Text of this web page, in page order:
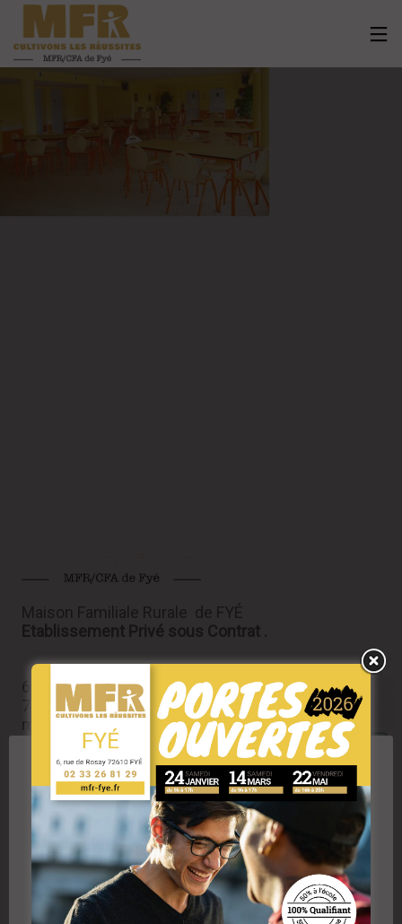
Maison Familiale Rurale de FYÉ
Etablissement Privé sous Contrat .
6, rue de Rosay
72610 FYÉ
mfr.fye@mfr.asso.fr
Tél : 02 33 26 81 29
RESPECT DE VOTRE VIE PRIVÉE
Nous utilisons des cookies pour améliorer l'expérience
des utilisateurs du site et analyser le trafic. En cliquant
sur "Accepter" vous acceptez l'utilisation des cookies
ou technologies similaires, y compris de partenaires
de la MFR de FyéPlus d'informations sur les cookies en cliquant ici
Accepter les cookies Rejeter les cookies